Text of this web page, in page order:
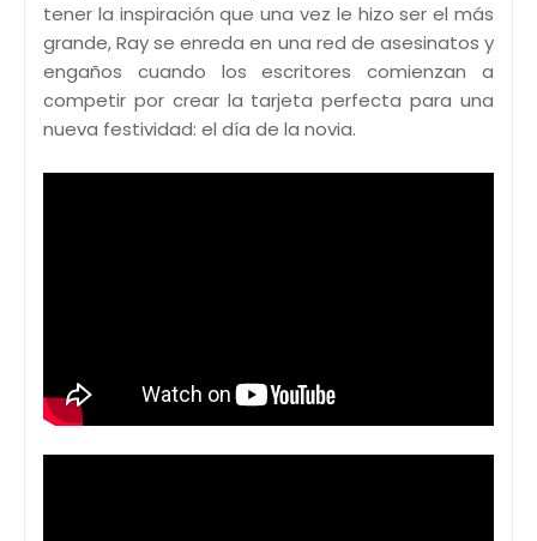
tener la inspiración que una vez le hizo ser el más
grande, Ray se enreda en una red de asesinatos y
engaños cuando los escritores comienzan a
competir por crear la tarjeta perfecta para una
nueva festividad: el día de la novia.